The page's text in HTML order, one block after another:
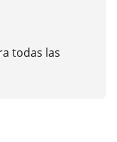
todas las